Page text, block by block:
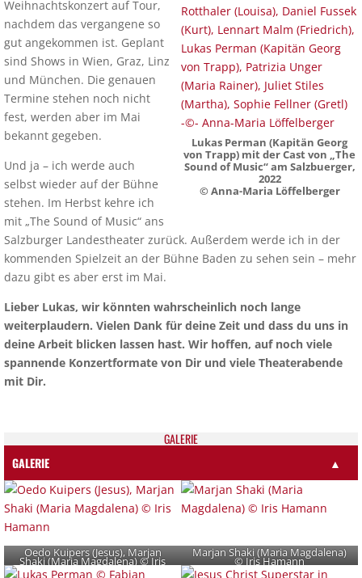
Lukas Perman (Kapitän Georg
von Trapp) mit der Cast von „The
Sound of Music“ am Salzbuerger,
2022
© Anna-Maria Löffelberger
Weihnachtskonzert auf Tour,
nachdem das vergangene so
gut angekommen ist. Geplant
sind Shows in Wien, Graz, Linz
und München. Die genauen
Termine stehen noch nicht
fest, werden aber im Mai
bekannt gegeben.
Und ja – ich werde auch
selbst wieder auf der Bühne
stehen. Im Herbst kehre ich
mit „The Sound of Music“ ans
Salzburger Landestheater zurück. Außerdem werde ich in der
kommenden Spielzeit an der Bühne Baden zu sehen sein – mehr
dazu gibt es aber erst im Mai.
Lieber Lukas, wir könnten wahrscheinlich noch lange
weiterplaudern. Vielen Dank für deine Zeit und dass du uns in
deine Arbeit blicken lassen hast. Wir hoffen, auf noch viele
spannende Konzertformate von Dir und viele Theaterabende
mit Dir.
GALE­RIE
GALERIE
▲
Oedo Kuipers (Jesus), Marjan
Shaki (Maria Magdalena) © Iris
Hamann
Marjan Shaki (Maria Magdalena)
© Iris Hamann